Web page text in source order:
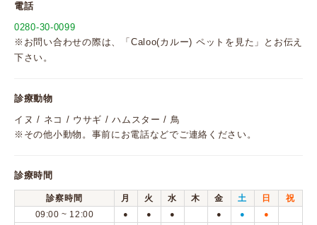
電話
0280-30-0099
※お問い合わせの際は、「Caloo(カルー) ペットを見た」とお伝え
下さい。
診療動物
イヌ / ネコ / ウサギ / ハムスター / 鳥
※その他小動物。事前にお電話などでご連絡ください。
診療時間
診察時間 月 火 水 木 金 土 日
祝
09:00 ~ 12:00
● ● ● ● ● ●